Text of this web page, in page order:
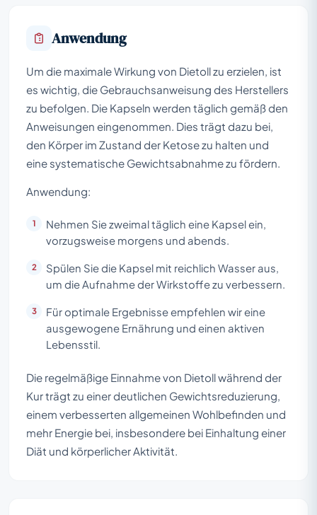
Anwendung
Um die maximale Wirkung von Dietoll zu erzielen, ist
es wichtig, die Gebrauchsanweisung des Herstellers
zu befolgen. Die Kapseln werden täglich gemäß den
Anweisungen eingenommen. Dies trägt dazu bei,
den Körper im Zustand der Ketose zu halten und
eine systematische Gewichtsabnahme zu fördern.
Anwendung:
Nehmen Sie zweimal täglich eine Kapsel ein,
vorzugsweise morgens und abends.
Spülen Sie die Kapsel mit reichlich Wasser aus,
um die Aufnahme der Wirkstoffe zu verbessern.
Für optimale Ergebnisse empfehlen wir eine
ausgewogene Ernährung und einen aktiven
Lebensstil.
Die regelmäßige Einnahme von Dietoll während der
Kur trägt zu einer deutlichen Gewichtsreduzierung,
einem verbesserten allgemeinen Wohlbefinden und
mehr Energie bei, insbesondere bei Einhaltung einer
Diät und körperlicher Aktivität.